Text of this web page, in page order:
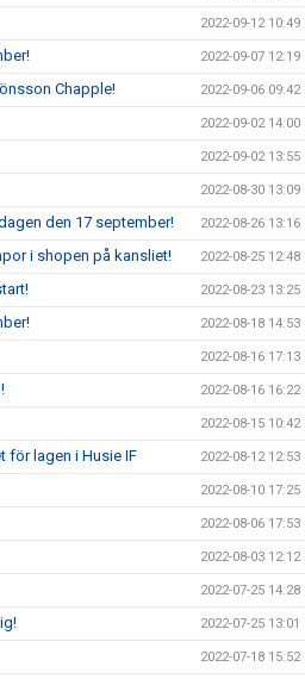
2022-09-12 10:49
2022-09-07 12:19
Chapple! 2022-09-06 09:42
2022-09-02 14:00
2022-09-02 13:55
2022-08-30 13:09
den 17 september! 2022-08-26 13:16
i shopen på kansliet! 2022-08-25 12:48
2022-08-23 13:25
2022-08-18 14:53
2022-08-16 17:13
2022-08-16 16:22
2022-08-15 10:42
för lagen i Husie IF 2022-08-12 12:53
2022-08-10 17:25
2022-08-06 17:53
2022-08-03 12:12
2022-07-25 14:28
2022-07-25 13:01
2022-07-18 15:52